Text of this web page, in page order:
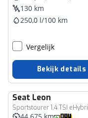
130 km
250,0 l/100 km
Vergelijk
Bekijk details
Seat Leon
Sportstourer 1.4 TSI